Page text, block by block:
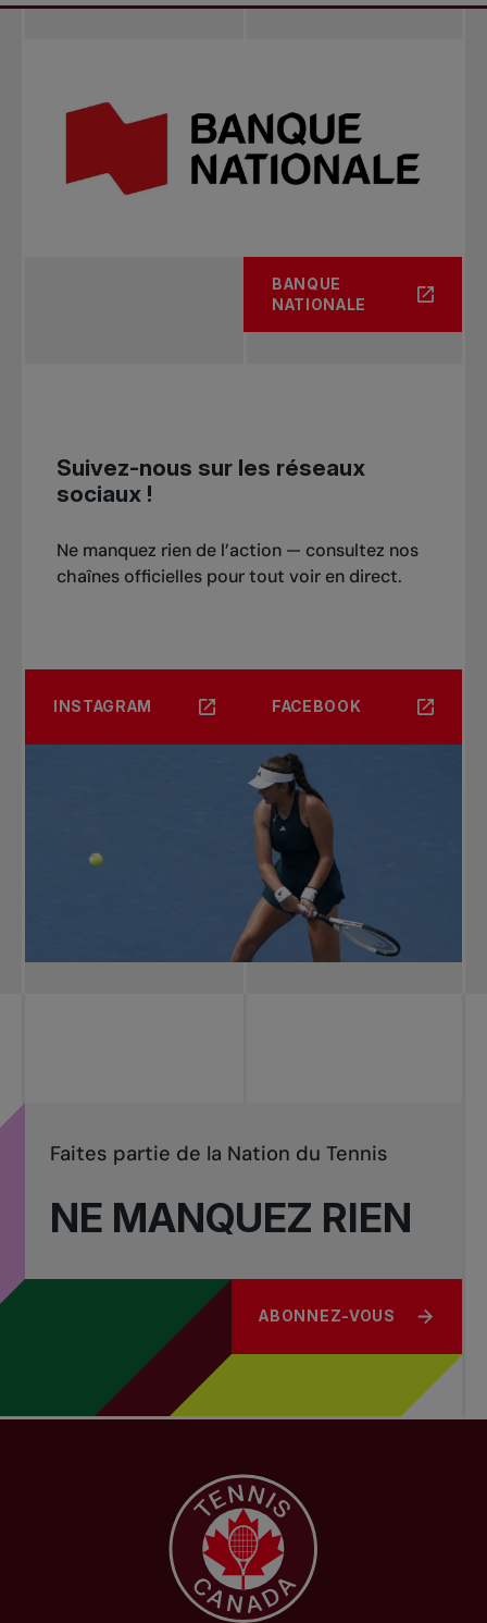
BANQUE
NATIONALE
Suivez-nous sur les réseaux
sociaux !
Ne manquez rien de l’action — consultez nos
chaînes officielles pour tout voir en direct.
INSTAGRAM FACEBOOK
NE MANQUEZ RIEN
Faites partie de la Nation du Tennis
ABONNEZ-VOUS